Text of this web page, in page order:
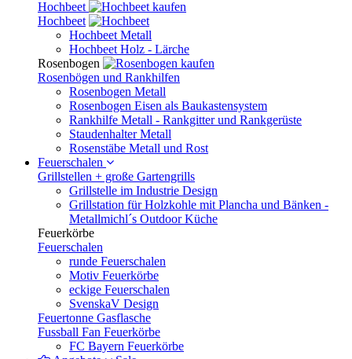
Hochbeet
Hochbeet
Hochbeet Metall
Hochbeet Holz - Lärche
Rosenbogen
Rosenbögen und Rankhilfen
Rosenbogen Metall
Rosenbogen Eisen als Baukastensystem
Rankhilfe Metall - Rankgitter und Rankgerüste
Staudenhalter Metall
Rosenstäbe Metall und Rost
Feuerschalen
Grillstellen + große Gartengrills
Grillstelle im Industrie Design
Grillstation für Holzkohle mit Plancha und Bänken -
Metallmichl´s Outdoor Küche
Feuerkörbe
Feuerschalen
runde Feuerschalen
Motiv Feuerkörbe
eckige Feuerschalen
SvenskaV Design
Feuertonne Gasflasche
Fussball Fan Feuerkörbe
FC Bayern Feuerkörbe